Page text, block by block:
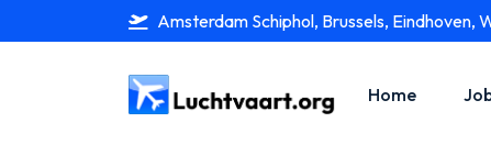
Amsterdam Schiphol, Brussels, Eindhoven,
Home